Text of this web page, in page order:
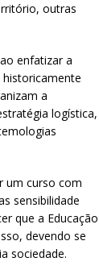
outras
enfatizar a
a
logística,
um curso com
sensibilidade
que a Educação
devendo se
sociedade.